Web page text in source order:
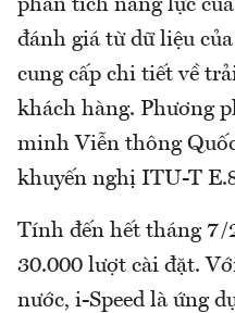
phân tích năng lực
đánh giá từ dữ liệu
cung cấp chi tiết về
khách hàng. Phương
minh Viễn thông
khuyến nghị ITU-T
Tính đến hết tháng 7/
30.000 lượt cài đặt.
nước, i-Speed là ứng